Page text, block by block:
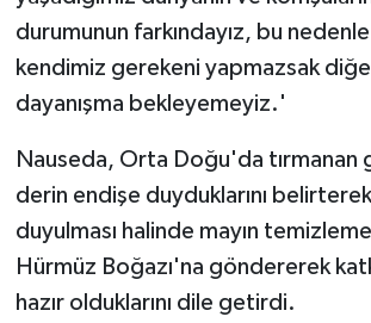
durumunun farkındayız, bu
kendimiz gerekeni yapmazsak
dayanışma bekleyemeyiz.'
Nauseda, Orta Doğu'da tırmanan
derin endişe duyduklarını
duyulması halinde mayın
Hürmüz Boğazı'na göndererek
hazır olduklarını dile getirdi.